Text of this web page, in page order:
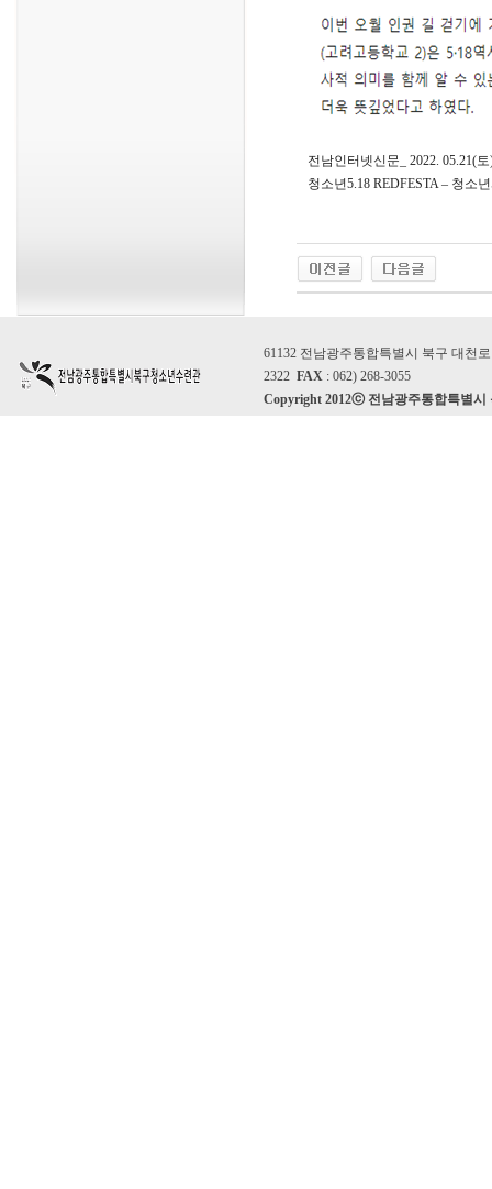
전남인터넷신문_ 2022. 05.21(
청소년5.18 REDFESTA – 청소
61132 전남광주통합특별시 북구 대천
2322 FAX : 062) 268-3055
Copyright 2012ⓒ 전남광주통합특별시